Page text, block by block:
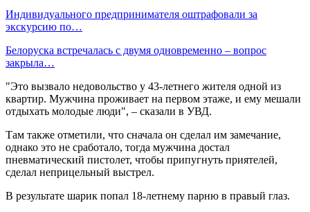
Индивидуального предпринимателя оштрафовали за
экскурсию по…
Белоруска встречалась с двумя одновременно – вопрос
закрыла…
"Это вызвало недовольство у 43-летнего жителя одной из
квартир. Мужчина проживает на первом этаже, и ему мешали
отдыхать молодые люди", – сказали в УВД.
Там также отметили, что сначала он сделал им замечание,
однако это не сработало, тогда мужчина достал
пневматический пистолет, чтобы припугнуть приятелей,
сделал неприцельный выстрел.
В результате шарик попал 18-летнему парню в правый глаз.